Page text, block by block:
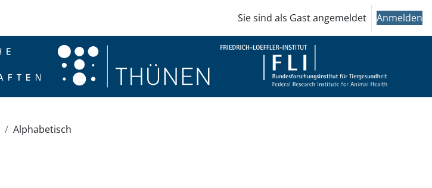
Sie sind als Gast angemeldet Anmelden
Alphabetisch